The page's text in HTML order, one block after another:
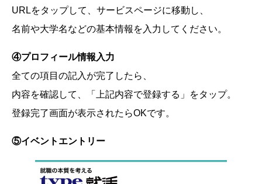
URLをタップして、サービスページに移動し、
名前や大学名などの基本情報を入力してください。
④プロフィール情報入力
全ての項目の記入が完了したら、
内容を確認して、「上記内容で登録する」をタップ。
登録完了画面が表示されたらOKです。
⑤イベントエントリー